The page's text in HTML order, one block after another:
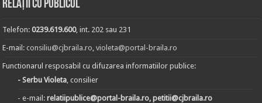
Relații cu publicul
Telefon:0239.619.600, int. 202 sau 231
E-mail:consiliu@cjbraila.ro,violeta@portal-braila.ro
Functionarul resposabil cu difuzarea informatiilor publice:
- Serbu Violeta, consilier
- e-mail:relatiipublice@portal-braila.ro, petitii@cjbraila.ro